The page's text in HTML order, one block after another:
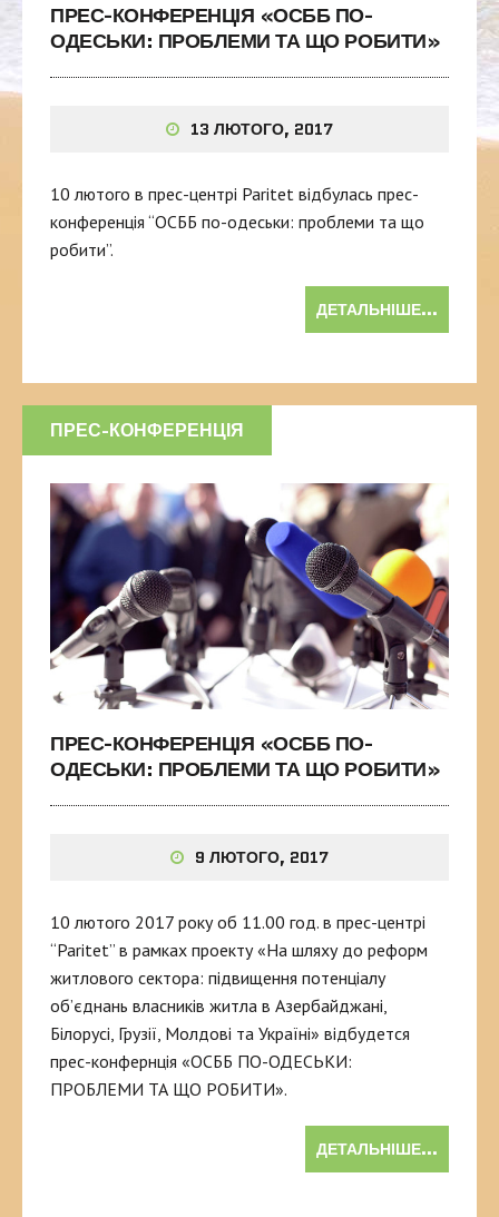
ПРЕС-КОНФЕРЕНЦІЯ «ОСББ ПО-
ОДЕСЬКИ: ПРОБЛЕМИ ТА ЩО РОБИТИ»
13 ЛЮТОГО, 2017
10 лютого в прес-центрі Paritet відбулась прес-
конференція “ОСББ по-одеськи: проблеми та що
робити”.
ДЕТАЛЬНІШЕ...
ПРЕС-КОНФЕРЕНЦІЯ
ПРЕС-КОНФЕРЕНЦІЯ «ОСББ ПО-
ОДЕСЬКИ: ПРОБЛЕМИ ТА ЩО РОБИТИ»
9 ЛЮТОГО, 2017
10 лютого 2017 року об 11.00 год. в прес-центрі
“Paritet” в рамках проекту «На шляху до реформ
житлового сектора: підвищення потенціалу
об’єднань власників житла в Азербайджані,
Білорусі, Грузії, Молдові та Україні» відбудется
прес-конфернція «ОСББ ПО-ОДЕСЬКИ:
ПРОБЛЕМИ ТА ЩО РОБИТИ».
ДЕТАЛЬНІШЕ...